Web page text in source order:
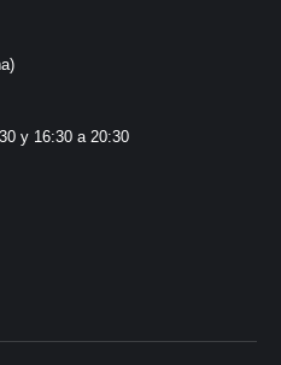
y 16:30 a 20:30